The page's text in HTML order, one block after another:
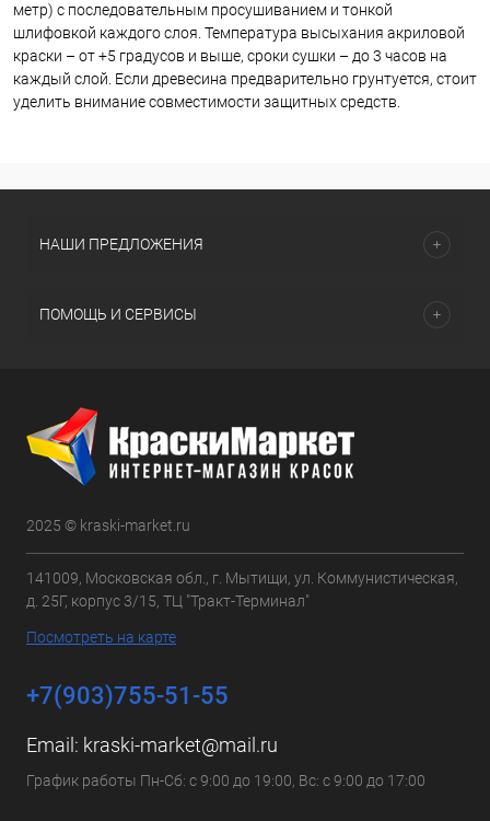
метр) с последовательным просушиванием и тонкой
шлифовкой каждого слоя. Температура высыхания акриловой
краски – от +5 градусов и выше, сроки сушки – до 3 часов на
каждый слой. Если древесина предварительно грунтуется, стоит
уделить внимание совместимости защитных средств.
НАШИ ПРЕДЛОЖЕНИЯ
ПОМОЩЬ И СЕРВИСЫ
2025 © kraski-market.ru
141009, Московская обл., г. Мытищи, ул. Коммунистическая,
д. 25Г, корпус 3/15, ТЦ "Тракт-Терминал"
Посмотреть на карте
+7(903)755-51-55
Email: kraski-market@mail.ru
График работы Пн-Сб: с 9:00 до 19:00, Вс: с 9:00 до 17:00